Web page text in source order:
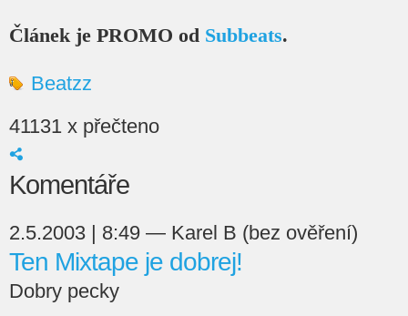
Článek je PROMO od Subbeats.
Beatzz
41131 x přečteno
Komentáře
2.5.2003 | 8:49 — Karel B (bez ověření)
Ten Mixtape je dobrej!
Dobry pecky